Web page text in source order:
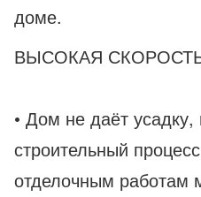
доме.
ВЫСОКАЯ
• Дом не даёт усадку,
строительный
отделочным работам